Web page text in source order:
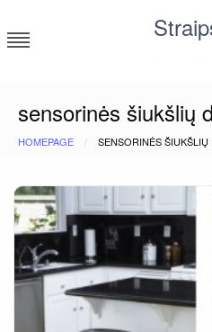
to
content
sensorinės šiukšlių
HOMEPAGE SENSORINĖS ŠIUKŠLIŲ